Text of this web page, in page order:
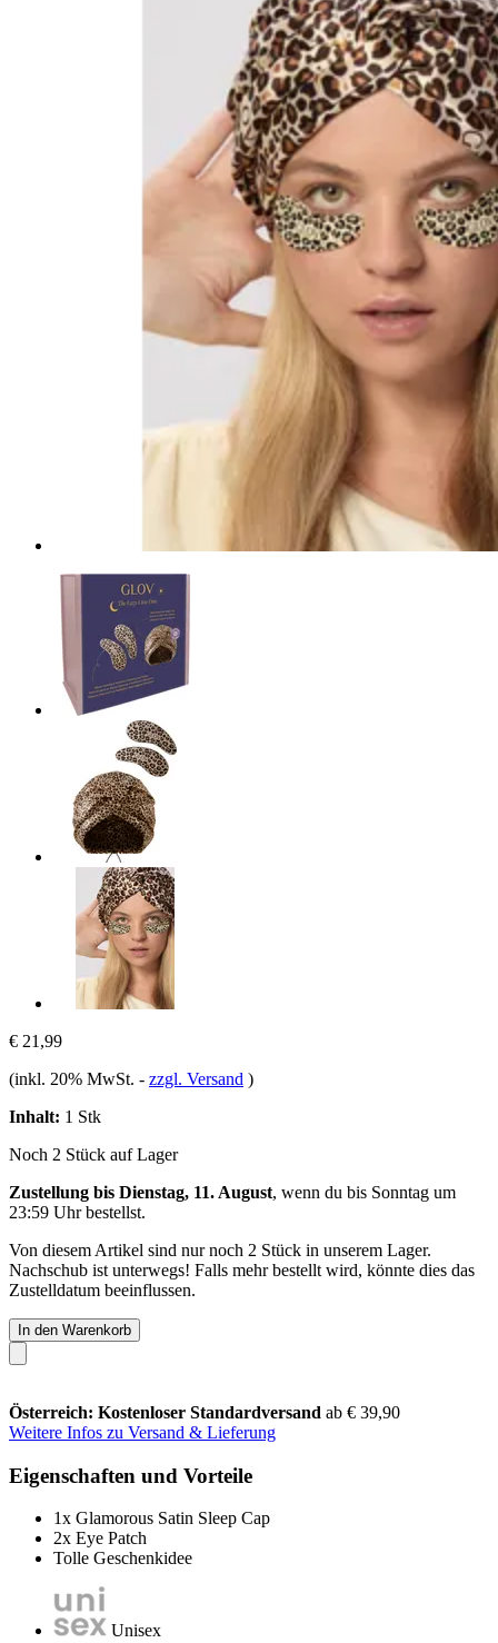
€ 21,99
(inkl. 20% MwSt. - zzgl. Versand )
Inhalt: 1 Stk
Noch 2 Stück auf Lager
Zustellung bis Dienstag, 11. August, wenn du bis Sonntag um
23:59 Uhrbestellst.
Von diesem Artikel sind nur noch 2 Stück in unserem Lager.
Nachschub ist unterwegs! Falls mehr bestellt wird, könnte dies das
Zustelldatum beeinflussen.
In den Warenkorb
Österreich: Kostenloser Standardversand ab € 39,90
Weitere Infos zu Versand & Lieferung
Eigenschaften und Vorteile
1x Glamorous Satin Sleep Cap
2x Eye Patch
Tolle Geschenkidee
Unisex